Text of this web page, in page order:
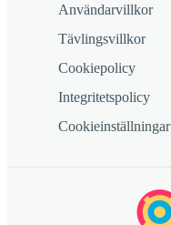
Användarvillkor
Tävlingsvillkor
Cookiepolicy
Integritetspolicy
Cookieinställningar